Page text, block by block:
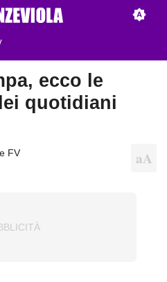
ecco le
quotidiani
FV